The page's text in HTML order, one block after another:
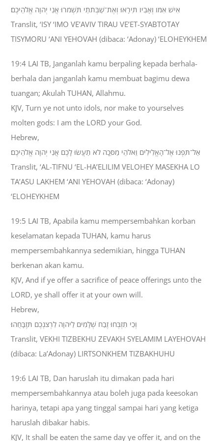
אִישׁ אִמֹּו וְאָבִיו תִּירָאוּ וְאֶת־שַׁבְּתֹתַי תִּשְׁמֹרוּ אֲנִי יְהוָה אֱלֹהֵיכֶם׃
Translit, ‘ISY ‘IMO VE’AVIV TIRAU VE’ET-SYABTOTAY
TISYMORU ‘ANI YEHOVAH (dibaca: ‘Adonay) ‘ELOHEYKHEM
19:4 LAI TB, Janganlah kamu berpaling kepada berhala-
berhala dan janganlah kamu membuat bagimu dewa
tuangan; Akulah TUHAN, Allahmu.
KJV, Turn ye not unto idols, nor make to yourselves
molten gods: I am the LORD your God.
Hebrew,
אַל־תִּפְנוּ אֶל־הָאֱלִילִים וֵאלֹהֵי מַסֵּכָה לֹא תַעֲשׂוּ לָכֶם אֲנִי יְהוָה אֱלֹהֵיכֶם׃
Translit, ‘AL-TIFNU ‘EL-HA’ELILIM VELOHEY MASEKHA LO
TA’ASU LAKHEM ‘ANI YEHOVAH (dibaca: ‘Adonay)
‘ELOHEYKHEM
19:5 LAI TB, Apabila kamu mempersembahkan korban
keselamatan kepada TUHAN, kamu harus
mempersembahkannya sedemikian, hingga TUHAN
berkenan akan kamu.
KJV, And if ye offer a sacrifice of peace offerings unto the
LORD, ye shall offer it at your own will.
Hebrew,
וְכִי תִזְבְּחוּ זֶבַח שְׁלָמִים לַיהוָה לִרְצֹנְכֶם תִּזְבָּחֻהוּ׃
Translit, VEKHI TIZBEKHU ZEVAKH SYELAMIM LAYEHOVAH
(dibaca: La’Adonay) LIRTSONKHEM TIZBAKHUHU
19:6 LAI TB, Dan haruslah itu dimakan pada hari
mempersembahkannya atau boleh juga pada keesokan
harinya, tetapi apa yang tinggal sampai hari yang ketiga
haruslah dibakar habis.
KJV, It shall be eaten the same day ye offer it, and on the